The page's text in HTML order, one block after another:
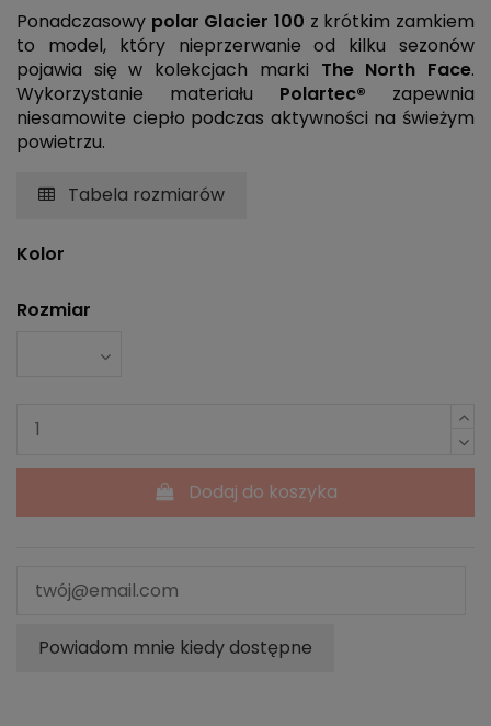
Ponadczasowy polar Glacier 100 z krótkim zamkiem
to model, który nieprzerwanie od kilku sezonów
pojawia się w kolekcjach marki The North Face.
Wykorzystanie materiału Polartec® zapewnia
niesamowite ciepło podczas aktywności na świeżym
powietrzu.
Tabela rozmiarów
Kolor
Rozmiar
Dodaj do koszyka
Powiadom mnie kiedy dostępne